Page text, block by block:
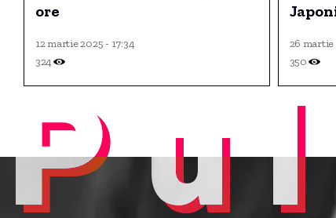
ore
12 martie 2025 - 17:34
324
26 martie
350